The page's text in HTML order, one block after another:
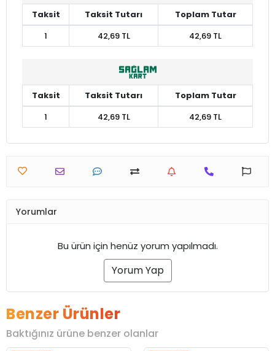
Taksit Taksit Tutarı
Toplam Tutar
1
42,69 TL 42,69 TL
Taksit Taksit Tutarı
Toplam Tutar
1
42,69 TL 42,69 TL
Yorumlar
Bu ürün için henüz yorum yapılmadı.
Yorum Yap
Benzer Ürünler
Baktığınız ürüne benzer olanlar